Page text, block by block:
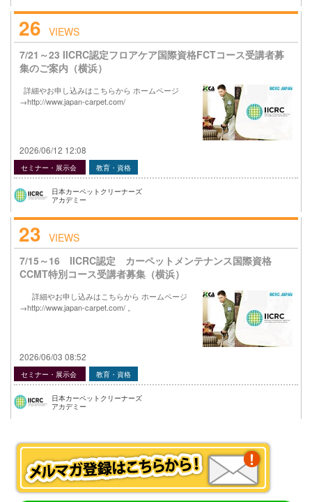
26 VIEWS
7/21～23 IICRC認定フロアケア国際資格FCTコース受講者募
集のご案内（横浜）
詳細やお申し込みはこちらから ホームページ
→http://www.japan-carpet.com/
2026/06/12 12:08
セミナー・展示会 教育・資格
日本カーペットクリーナーズ
アカデミー
23 VIEWS
7/15～16 IICRC認定 カーペットメンテナンス国際資格
CCMT特別コース受講者募集（横浜）
詳細やお申し込みはこちらから ホームページ
→http://www.japan-carpet.com/ 。
2026/06/03 08:52
セミナー・展示会 教育・資格
日本カーペットクリーナーズ
アカデミー